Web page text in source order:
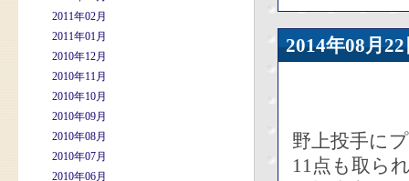
2011年02月
2011年01月
2010年12月
2010年11月
2010年10月
2010年09月
2010年08月
2010年07月
2010年06月
2014年08
野上投手に
11点も取ら